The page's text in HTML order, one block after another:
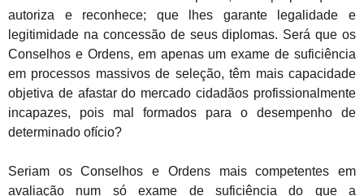
autoriza e reconhece; que lhes garante legalidade e
legitimidade na concessão de seus diplomas. Será que os
Conselhos e Ordens, em apenas um exame de suficiência
em processos massivos de seleção, têm mais capacidade
objetiva de afastar do mercado cidadãos profissionalmente
incapazes, pois mal formados para o desempenho de
determinado ofício?
Seriam os Conselhos e Ordens mais competentes em
avaliação num só exame de suficiência do que a